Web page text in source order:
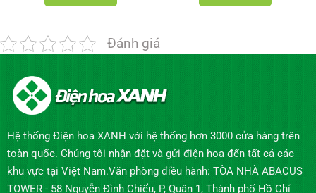
Đánh giá
Hệ thống Điện hoa XANH với hệ thống hơn 3000 cửa hàng trên
toàn quốc. Chúng tôi nhận đặt và gửi điện hoa đến tất cả các
khu vực tại Việt Nam.Văn phòng điều hành: TÒA NHÀ ABACUS
TOWER - 58 Nguyễn Đình Chiểu, P, Quận 1, Thành phố Hồ Chí